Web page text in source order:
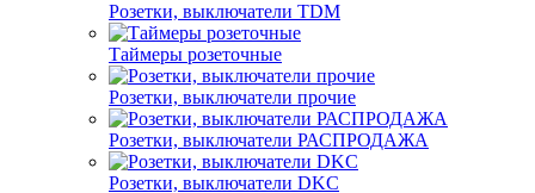
Розетки, выключатели TDM
Таймеры розеточные
Розетки, выключатели прочие
Розетки, выключатели РАСПРОДАЖА
Розетки, выключатели DKC